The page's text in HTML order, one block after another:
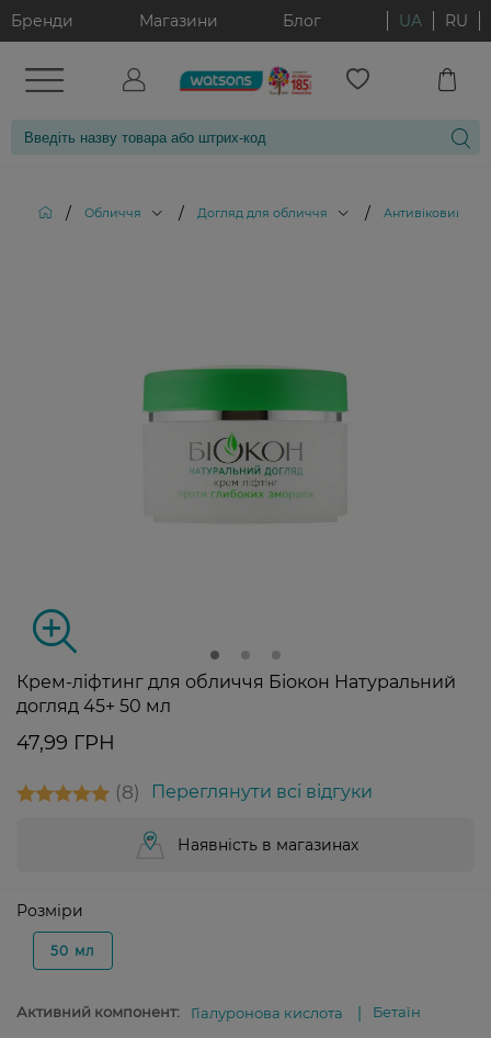
Бренди Магазини Блог UA RU
/ Обличчя / Догляд для обличчя / Антивіковий
Крем-ліфтинг для обличчя Біокон Натуральний
догляд 45+ 50 мл
47,99 ГРН
8 Переглянути всі відгуки
Наявність в магазинах
Розміри
50 мл
Активний компонент: Гіалуронова кислота Бетаїн